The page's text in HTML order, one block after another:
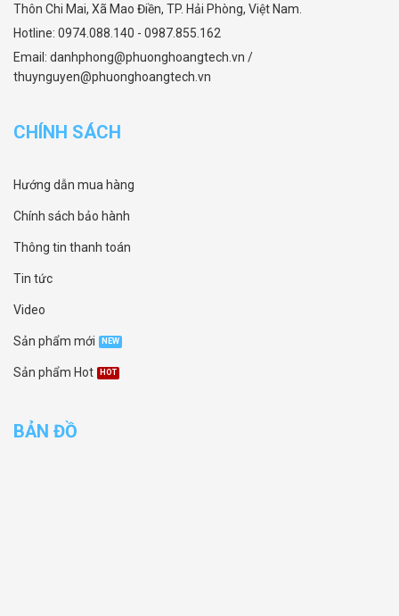
Thôn Chi Mai, Xã Mao Điền, TP. Hải Phòng, Việt Nam.
Hotline: 0974.088.140 - 0987.855.162
Email: danhphong@phuonghoangtech.vn /
thuynguyen@phuonghoangtech.vn
CHÍNH SÁCH
Hướng dẫn mua hàng
Chính sách bảo hành
Thông tin thanh toán
Tin tức
Video
Sản phẩm mới
Sản phẩm Hot
BẢN ĐỒ